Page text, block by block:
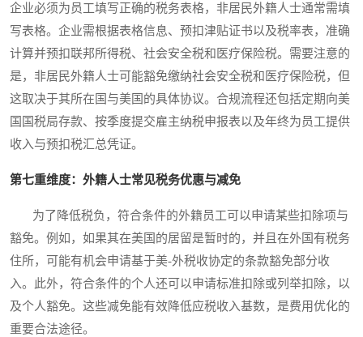
企业必须为员工填写正确的税务表格，非居民外籍人士通常需填
写表格。企业需根据表格信息、预扣津贴证书以及税率表，准确
计算并预扣联邦所得税、社会安全税和医疗保险税。需要注意的
是，非居民外籍人士可能豁免缴纳社会安全税和医疗保险税，但
这取决于其所在国与美国的具体协议。合规流程还包括定期向美
国国税局存款、按季度提交雇主纳税申报表以及年终为员工提供
收入与预扣税汇总凭证。
第七重维度：外籍人士常见税务优惠与减免
为了降低税负，符合条件的外籍员工可以申请某些扣除项与
豁免。例如，如果其在美国的居留是暂时的，并且在外国有税务
住所，可能有机会申请基于美-外税收协定的条款豁免部分收
入。此外，符合条件的个人还可以申请标准扣除或列举扣除，以
及个人豁免。这些减免能有效降低应税收入基数，是费用优化的
重要合法途径。